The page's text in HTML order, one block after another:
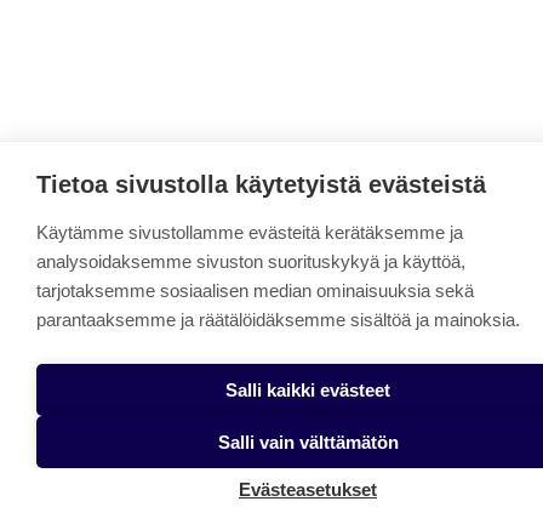
Tietoa sivustolla käytetyistä evästeistä
Käytämme sivustollamme evästeitä kerätäksemme ja
analysoidaksemme sivuston suorituskykyä ja käyttöä,
tarjotaksemme sosiaalisen median ominaisuuksia sekä
parantaaksemme ja räätälöidäksemme sisältöä ja mainoksia.
Salli kaikki evästeet
Salli vain välttämätön
Evästeasetukset